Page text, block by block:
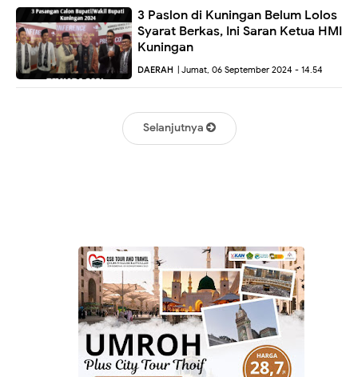
3 Paslon di Kuningan Belum Lolos
Syarat Berkas, Ini Saran Ketua HMI
Kuningan
DAERAH | Jumat, 06 September 2024 - 14.54
Selanjutnya